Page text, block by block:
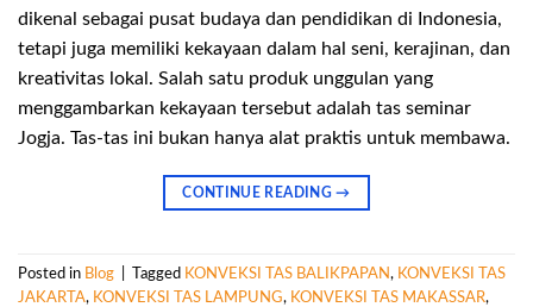
dikenal sebagai pusat budaya dan pendidikan di Indonesia,
tetapi juga memiliki kekayaan dalam hal seni, kerajinan, dan
kreativitas lokal. Salah satu produk unggulan yang
menggambarkan kekayaan tersebut adalah tas seminar
Jogja. Tas-tas ini bukan hanya alat praktis untuk membawa.
CONTINUE READING→
Posted in Blog Tagged KONVEKSI TAS BALIKPAPAN, KONVEKSI TAS
JAKARTA, KONVEKSI TAS LAMPUNG, KONVEKSI TAS MAKASSAR,